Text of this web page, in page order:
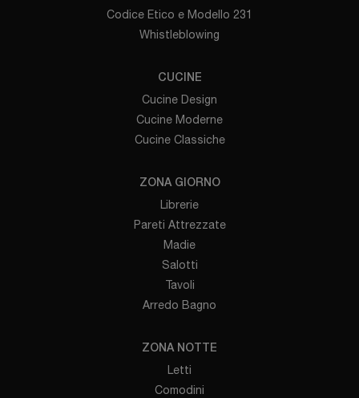
Codice Etico e Modello 231
Whistleblowing
CUCINE
Cucine Design
Cucine Moderne
Cucine Classiche
ZONA GIORNO
Librerie
Pareti Attrezzate
Madie
Salotti
Tavoli
Arredo Bagno
ZONA NOTTE
Letti
Comodini